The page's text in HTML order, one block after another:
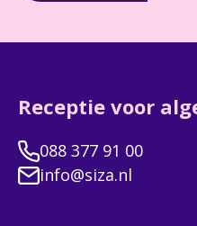
Receptie voor
088 377 91 00
info@siza.nl